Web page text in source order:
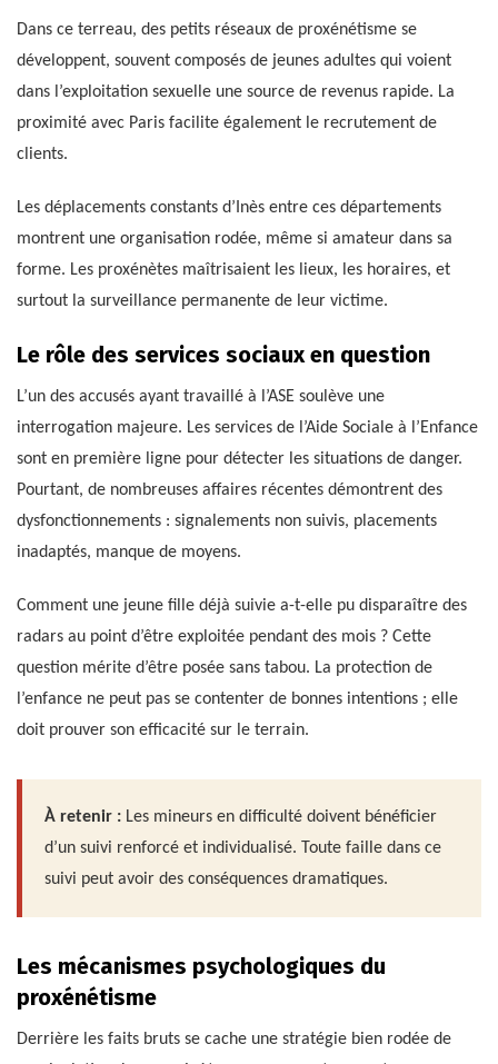
Dans ce terreau, des petits réseaux de proxénétisme se
développent, souvent composés de jeunes adultes qui voient
dans l’exploitation sexuelle une source de revenus rapide. La
proximité avec Paris facilite également le recrutement de
clients.
Les déplacements constants d’Inès entre ces départements
montrent une organisation rodée, même si amateur dans sa
forme. Les proxénètes maîtrisaient les lieux, les horaires, et
surtout la surveillance permanente de leur victime.
Le rôle des services sociaux en question
L’un des accusés ayant travaillé à l’ASE soulève une
interrogation majeure. Les services de l’Aide Sociale à l’Enfance
sont en première ligne pour détecter les situations de danger.
Pourtant, de nombreuses affaires récentes démontrent des
dysfonctionnements : signalements non suivis, placements
inadaptés, manque de moyens.
Comment une jeune fille déjà suivie a-t-elle pu disparaître des
radars au point d’être exploitée pendant des mois ? Cette
question mérite d’être posée sans tabou. La protection de
l’enfance ne peut pas se contenter de bonnes intentions ; elle
doit prouver son efficacité sur le terrain.
À retenir : Les mineurs en difficulté doivent bénéficier
d’un suivi renforcé et individualisé. Toute faille dans ce
suivi peut avoir des conséquences dramatiques.
Les mécanismes psychologiques du
proxénétisme
Derrière les faits bruts se cache une stratégie bien rodée de